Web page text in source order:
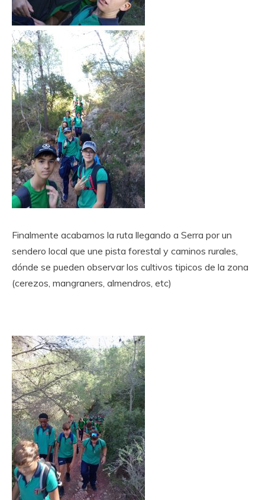
Finalmente acabamos la ruta llegando a Serra por un
sendero local que une pista forestal y caminos rurales,
dónde se pueden observar los cultivos tipicos de la zona
(cerezos, mangraners, almendros, etc)